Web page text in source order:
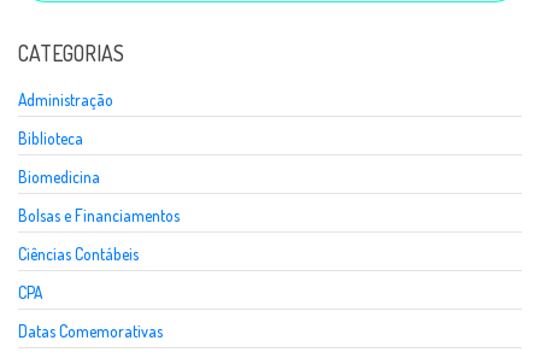
CATEGORIAS
Administração
Biblioteca
Biomedicina
Bolsas e Financiamentos
Ciências Contábeis
CPA
Datas Comemorativas